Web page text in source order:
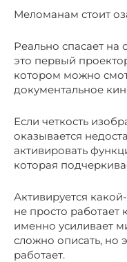
Меломанам стоит
Реально спасает на
это первый
котором можно
документальное
Если четкость
оказывается
активировать
которая
Активируется
не просто работает
именно усиливает
сложно описать, но
работает.